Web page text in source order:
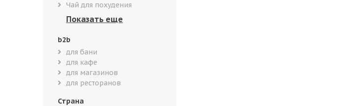
Чай для похудения
b2b
для бани
для кафе
для магазинов
для ресторанов
Страна